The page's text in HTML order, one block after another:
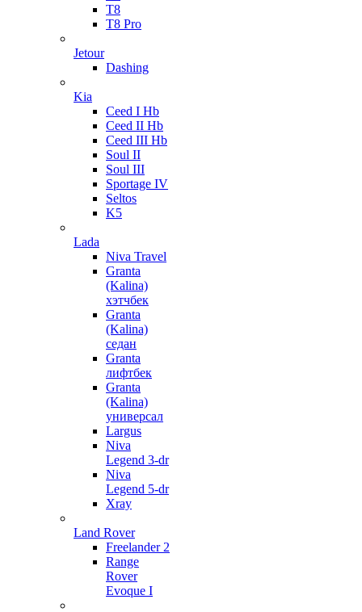
T8
T8 Pro
Jetour
Dashing
Kia
Ceed I Hb
Ceed II Hb
Ceed III Hb
Soul II
Soul III
Sportage IV
Seltos
K5
Lada
Niva Travel
Granta
(Kalina)
хэтчбек
Granta
(Kalina)
седан
Granta
лифтбек
Granta
(Kalina)
универсал
Largus
Niva
Legend 3-dr
Niva
Legend 5-dr
Xray
Land Rover
Freelander 2
Range
Rover
Evoque I